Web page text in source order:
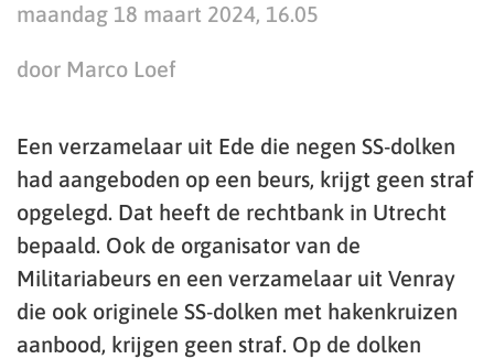
maandag 18 maart 2024, 16.05
door Marco Loef
Een verzamelaar uit Ede die negen SS-dolken
had aangeboden op een beurs, krijgt geen straf
opgelegd. Dat heeft de rechtbank in Utrecht
bepaald. Ook de organisator van de
Militariabeurs en een verzamelaar uit Venray
die ook originele SS-dolken met hakenkruizen
aanbood, krijgen geen straf. Op de dolken